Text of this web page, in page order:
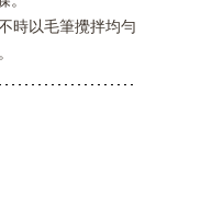
時以毛筆攪拌均勻